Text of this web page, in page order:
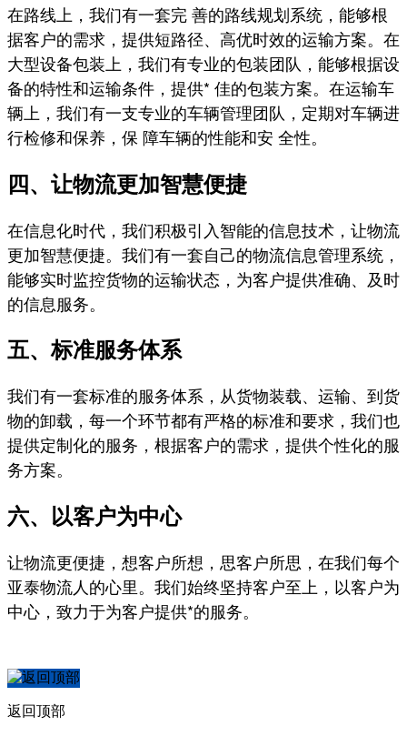
在路线上，我们有一套完 善的路线规划系统，能够根
据客户的需求，提供短路径、高优时效的运输方案。在
大型设备包装上，我们有专业的包装团队，能够根据设
备的特性和运输条件，提供* 佳的包装方案。在运输车
辆上，我们有一支专业的车辆管理团队，定期对车辆进
行检修和保养，保 障车辆的性能和安 全性。
四、让物流更加智慧便捷
在信息化时代，我们积极引入智能的信息技术，让物流
更加智慧便捷。我们有一套自己的物流信息管理系统，
能够实时监控货物的运输状态，为客户提供准确、及时
的信息服务。
五、标准服务体系
我们有一套标准的服务体系，从货物装载、运输、到货
物的卸载，每一个环节都有严格的标准和要求，我们也
提供定制化的服务，根据客户的需求，提供个性化的服
务方案。
六、以客户为中心
让物流更便捷，想客户所想，思客户所思，在我们每个
亚泰物流人的心里。我们始终坚持客户至上，以客户为
中心，致力于为客户提供*的服务。
返回顶部